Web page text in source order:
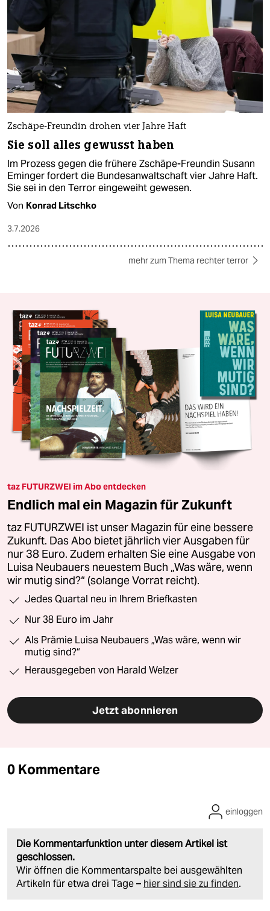
Zschäpe-Freundin drohen vier Jahre Haft
Sie soll alles gewusst haben
Im Prozess gegen die frühere Zschäpe-Freundin Susann
Eminger fordert die Bundesanwaltschaft vier Jahre Haft.
Sie sei in den Terror eingeweiht gewesen.
Von Konrad Litschko
3.7.2026
mehr zum Thema rechter terror
taz FUTURZWEI im Abo entdecken
Endlich mal ein Magazin für Zukunft
taz FUTURZWEI ist unser Magazin für eine bessere
Zukunft. Das Abo bietet jährlich vier Ausgaben für
nur 38 Euro. Zudem erhalten Sie eine Ausgabe von
Luisa Neubauers neuestem Buch „Was wäre, wenn
wir mutig sind?“ (solange Vorrat reicht).
Jedes Quartal neu in Ihrem Briefkasten
Nur 38 Euro im Jahr
Als Prämie Luisa Neubauers „Was wäre, wenn wir
mutig sind?“
Herausgegeben von Harald Welzer
Jetzt abonnieren
0 Kommentare
Die Kommentarfunktion unter diesem Artikel ist
geschlossen.
Wir öffnen die Kommentarspalte bei ausgewählten
Artikeln für etwa drei Tage – hier sind sie zu finden.
einloggen